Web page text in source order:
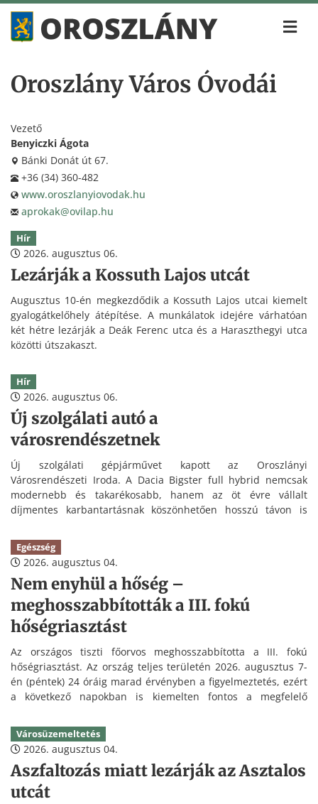
Oroszlány Város Óvodái
Vezető
Benyiczki Ágota
Bánki Donát út 67.
+36 (34) 360-482
www.oroszlanyiovodak.hu
aprokak@ovilap.hu
Hír
2026. augusztus 06.
Lezárják a Kossuth Lajos utcát
Augusztus 10-én megkezdődik a Kossuth Lajos utcai kiemelt
gyalogátkelőhely átépítése. A munkálatok idejére várhatóan
két hétre lezárják a Deák Ferenc utca és a Haraszthegyi utca
közötti útszakaszt.
Hír
2026. augusztus 06.
Új szolgálati autó a
városrendészetnek
Új szolgálati gépjárművet kapott az Oroszlányi
Városrendészeti Iroda. A Dacia Bigster full hybrid nemcsak
modernebb és takarékosabb, hanem az öt évre vállalt
díjmentes karbantartásnak köszönhetően hosszú távon is
Egészség
2026. augusztus 04.
Nem enyhül a hőség –
meghosszabbították a III. fokú
hőségriasztást
Az országos tiszti főorvos meghosszabbította a III. fokú
hőségriasztást. Az ország teljes területén 2026. augusztus 7-
én (péntek) 24 óráig marad érvényben a figyelmeztetés, ezért
a következő napokban is kiemelten fontos a megfelelő
Városüzemeltetés
2026. augusztus 04.
Aszfaltozás miatt lezárják az Asztalos
utcát